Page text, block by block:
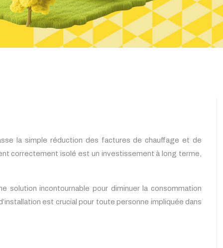
la simple réduction des factures de chauffage et de
correctement isolé est un investissement à long terme,
solution incontournable pour diminuer la consommation
est crucial pour toute personne impliquée dans